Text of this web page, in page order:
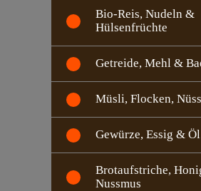
Bio-Reis, Nudeln &
Hülsenfrüchte
Getreide, Mehl &
Müsli, Flocken,
Gewürze, Essig & Öl
Brotaufstriche,
Nussmus